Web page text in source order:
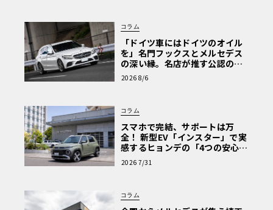
コラム
「ドイツ車にはドイツのオイル
を」名門フックスとメルセデス
の深い縁。名店が推す公認の安
心と、Cクラスで味わうシルキー
な走り〈PR〉
2026 8/6
コラム
スマホで完結、サポートは万
全！ 新型EV「インスター」で実
感するヒョンデの「4つの安心」
【第1回・ヒョンデ6つの疑問：
Why? Hyundai?】〈PR〉
2026 7/31
コラム